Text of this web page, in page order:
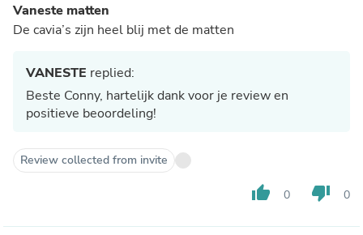
Vaneste matten
De cavia’s zijn heel blij met de matten
VANESTE replied:
Beste Conny, hartelijk dank voor je review en
positieve beoordeling!
Review collected from invite
thumb_up 0 thumb_down 0